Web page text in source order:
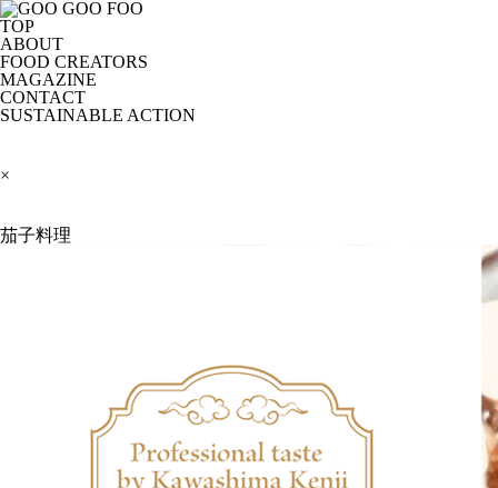
TOP
ABOUT
FOOD CREATORS
MAGAZINE
CONTACT
SUSTAINABLE ACTION
×
茄子料理